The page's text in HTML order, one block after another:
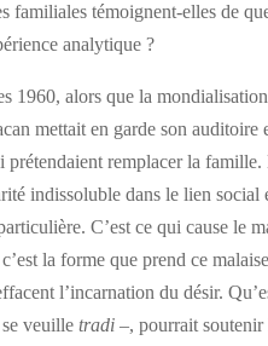
familiales témoignent-elles de
analytique ?
1960, alors que la
mettait en garde son auditoire
prétendaient remplacer la
indissoluble dans le lien
C’est ce qui cause le
la forme que prend ce
l’incarnation du désir.
se veuilletradi–, pourrait